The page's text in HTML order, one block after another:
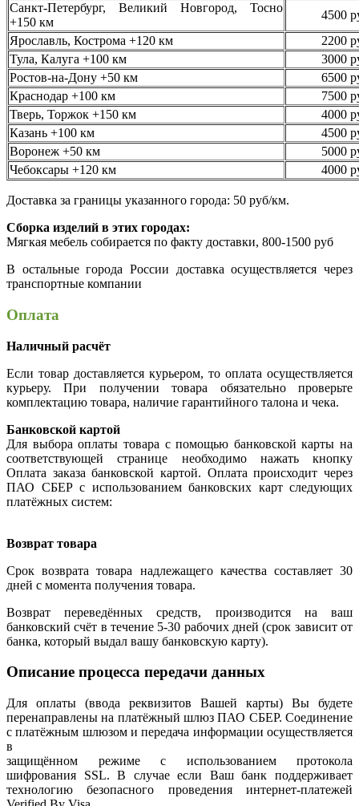
Санкт-Петербург, Великий Новгород, Тосно
+150 км
4500
Ярославль, Кострома +120 км
2200
Тула, Калуга +100 км
3000
Ростов-на-Дону +50 км
6500
Краснодар +100 км
7500
Тверь, Торжок +150 км
4000
Казань +100 км
4500
Воронеж +50 км
5000
Чебоксары +120 км
4000
Доставка за границы указанного города: 50 руб/км.
Сборка изделий в этих городах:
Мягкая мебель собирается по факту доставки, 800-1500 руб
В остальные города России доставка осуществляется через
транспортные компании
Оплата
Наличный расчёт
Если товар доставляется курьером, то оплата осуществляется
курьеру. При получении товара обязательно проверьте
комплектацию товара, наличие гарантийного талона и чека.
Банковской картой
Для выбора оплаты товара с помощью банковской карты на
соответствующей странице необходимо нажать кнопку
Оплата заказа банковской картой. Оплата происходит через
ПАО СБЕР с использованием банковских карт следующих
платёжных систем:
Возврат товара
Срок возврата товара надлежащего качества составляет 30
дней с момента получения товара.
Возврат переведённых средств, производится на ваш
банковский счёт в течение 5-30 рабочих дней (срок зависит от
банка, который выдал вашу банковскую карту).
Описание процесса передачи данных
Для оплаты (ввода реквизитов Вашей карты) Вы будете
перенаправлены на платёжный шлюз ПАО СБЕР. Соединение
с платёжным шлюзом и передача информации осуществляется
в
защищённом режиме с использованием протокола
шифрования SSL. В случае если Ваш банк поддерживает
технологию безопасного проведения интернет-платежей